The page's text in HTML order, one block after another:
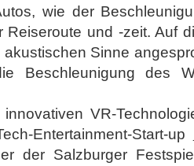
wie der
Reiseroute und -zeit. Auf
Sinne
Beschleunigung des
VR-
Entertainment-Start-up
der Salzburger